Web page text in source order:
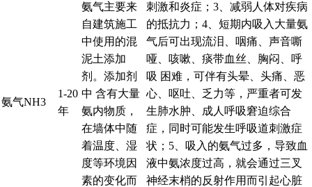
氨气NH3
1-20
年
氨气主要来
自建筑施工
中使用的混
泥土添加
剂。添加剂
中 含有大量
氨内物质，
在墙体中随
着温度、湿
度等环境因
素的变化而
刺激和炎症；3、减弱人体对疾病
的抵抗力；4、短期内吸入大量氨
气后可出现流泪、咽痛、声音嘶
哑、咳嗽、痰带血丝、胸闷、呼
吸 困难，可伴有头晕、头痛、恶
心、呕吐、乏力等，严重者可发
生肺水肿、成人呼吸窘迫综合
症，同时可能发生呼吸道刺激症
状；5、吸入的氨气过多，导致血
液中氨浓度过高，就会通过三叉
神经末梢的反射作用而引起心脏